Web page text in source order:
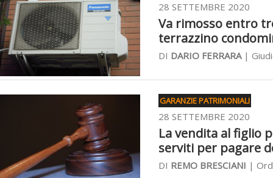
28 SETTEMBRE 2020
Va rimosso entro
terrazzino
DI DARIO FERRARA|
GARANZIE PATRIMONIALI
28 SETTEMBRE 2020
La vendita al figlio
serviti per pagare
DI REMO BRESCIANI |